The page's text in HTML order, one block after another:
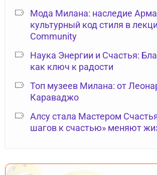
Мода Милана: наследие
культурный код стиля в
Community
Наука Энергии и Счастья:
как ключ к радости
Топ музеев Милана: от
Караваджо
Алсу стала Мастером
шагов к счастью» меняют